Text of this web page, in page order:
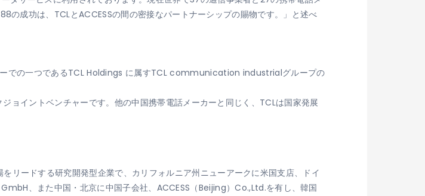
の成功は、TCLとACCESSの間の密接なパートナーシップの賜物です。」と述べ
での一つであるTCL Holdings に属すTCL communication industrialグループの
ョイントベンチャーです。他の中国携帯電話メーカーと同じく、TCLは国家発展
リードする研究開発型企業で、カリフォルニア州ニューアークに米国支店、ドイ
、また中国・北京に中国子会社、ACCESS（Beijing）Co.,Ltd.を有し、韓国